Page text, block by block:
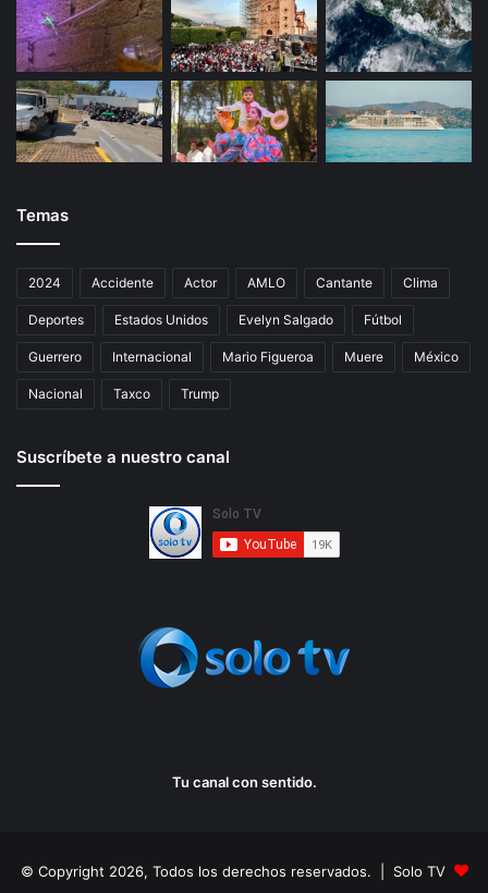
Temas
2024 Accidente Actor AMLO Cantante Clima
Deportes Estados Unidos Evelyn Salgado Fútbol
Guerrero Internacional Mario Figueroa Muere México
Nacional Taxco Trump
Suscríbete a nuestro canal
Tu canal con sentido.
© Copyright 2026, Todos los derechos reservados. | Solo TV